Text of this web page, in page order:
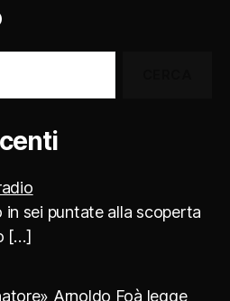
in sei puntate alla scoperta
[…]
Arnoldo Foà legge